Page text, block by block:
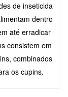
de inseticida
dentro
até erradicar
consistem em
combinados
os cupins.